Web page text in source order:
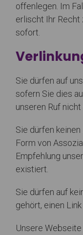
offenlegen. Im
erlischt Ihr Recht
sofort.
Sie dürfen auf
sofern Sie dies
unseren Ruf
Sie dürfen
Form von
Empfehlung
existiert.
Sie dürfen auf
gehört, einen
Unsere